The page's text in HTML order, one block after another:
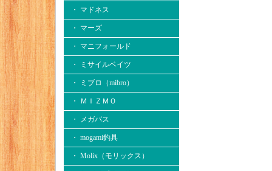
・ マドネス
・ マーズ
・ マニフォールド
・ ミサイルベイツ
・ ミブロ（mibro）
・ ＭＩＺＭＯ
・ メガバス
・ mogami釣具
・ Molix（モリックス）